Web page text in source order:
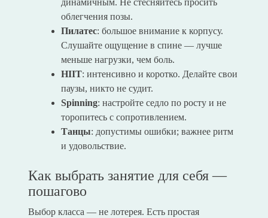
динамичным. Не стесняйтесь просить
облегчения позы.
Пилатес: большое внимание к корпусу.
Слушайте ощущение в спине — лучше
меньше нагрузки, чем боль.
HIIT: интенсивно и коротко. Делайте свои
паузы, никто не судит.
Spinning: настройте седло по росту и не
торопитесь с сопротивлением.
Танцы: допустимы ошибки; важнее ритм
и удовольствие.
Как выбрать занятие для себя —
пошагово
Выбор класса — не лотерея. Есть простая